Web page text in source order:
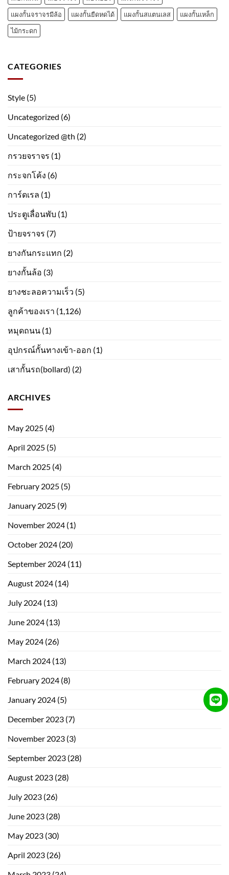
แผงกั้นจราจรมีล้อ
แผงกั้นยืดหดได้ แผงกั้นสแตนเลส
แผงกั้นเหล็ก
ไม้กระดก
CATEGORIES
Style (5)
Uncategorized (6)
Uncategorized @th (2)
กรวยจราจร (1)
กระจกโค้ง (6)
การ์ดเรล (1)
ประตูเลื่อนพับ (1)
ป้ายจราจร (7)
ยางกันกระแทก (2)
ยางกั้นล้อ (3)
ยางชะลอความเร็ว (5)
ลูกค้าของเรา (1,126)
หมุดถนน (1)
อุปกรณ์กั้นทางเข้า-ออก (1)
เสากั้นรถ(bollard) (2)
ARCHIVES
May 2025 (4)
April 2025 (5)
March 2025 (4)
February 2025 (5)
January 2025 (9)
November 2024 (1)
October 2024 (20)
September 2024 (11)
August 2024 (14)
July 2024 (13)
June 2024 (13)
May 2024 (26)
March 2024 (13)
February 2024 (8)
January 2024 (5)
December 2023 (7)
November 2023 (3)
September 2023 (28)
August 2023 (28)
July 2023 (26)
June 2023 (28)
May 2023 (30)
April 2023 (26)